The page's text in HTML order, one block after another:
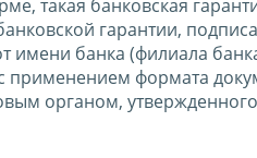
такая банковская
гарантии,
имени банка (филиала
применением формата
органом,